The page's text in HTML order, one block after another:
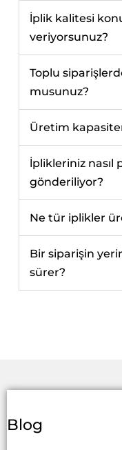
İplik kalitesi
veriyorsunuz?
Toplu
musunuz?
Üretim
İplikleriniz nasıl
gönderiliyor?
Ne tür iplikler
Bir siparişin
sürer?
Blog